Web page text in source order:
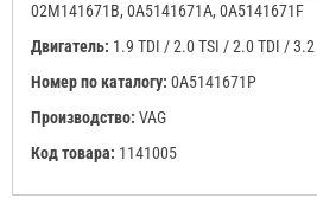
02M141671B, 0A5141671A, 0A5141671F
Двигатель: 1.9 TDI / 2.0 TSI / 2.0 TDI / 3.2
Номер по каталогу: 0A5141671P
Производство: VAG
Код товара: 1141005